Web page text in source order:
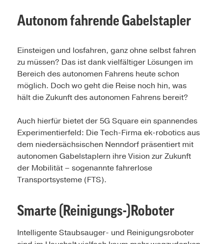
Autonom fahrende Gabelstapler
Einsteigen und losfahren, ganz ohne selbst fahren
zu müssen? Das ist dank vielfältiger Lösungen im
Bereich des autonomen Fahrens heute schon
möglich. Doch wo geht die Reise noch hin, was
hält die Zukunft des autonomen Fahrens bereit?
Auch hierfür bietet der 5G Square ein spannendes
Experimentierfeld: Die Tech-Firma ek-robotics aus
dem niedersächsischen Nenndorf präsentiert mit
autonomen Gabelstaplern ihre Vision zur Zukunft
der Mobilität – sogenannte fahrerlose
Transportsysteme (FTS).
Smarte (Reinigungs-)Roboter
Intelligente Staubsauger- und Reinigungsroboter